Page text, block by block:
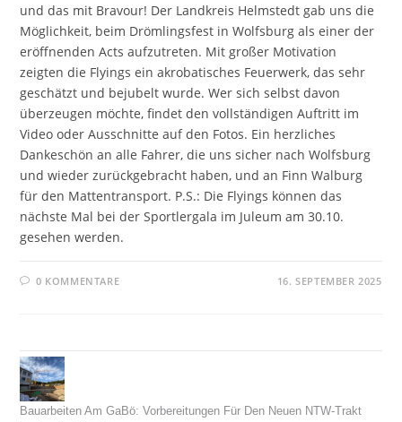
und das mit Bravour! Der Landkreis Helmstedt gab uns die
Möglichkeit, beim Drömlingsfest in Wolfsburg als einer der
eröffnenden Acts aufzutreten. Mit großer Motivation
zeigten die Flyings ein akrobatisches Feuerwerk, das sehr
geschätzt und bejubelt wurde. Wer sich selbst davon
überzeugen möchte, findet den vollständigen Auftritt im
Video oder Ausschnitte auf den Fotos. Ein herzliches
Dankeschön an alle Fahrer, die uns sicher nach Wolfsburg
und wieder zurückgebracht haben, und an Finn Walburg
für den Mattentransport. P.S.: Die Flyings können das
nächste Mal bei der Sportlergala im Juleum am 30.10.
gesehen werden.
0 KOMMENTARE 16. SEPTEMBER 2025
Bauarbeiten Am GaBö: Vorbereitungen Für Den Neuen NTW-Trakt